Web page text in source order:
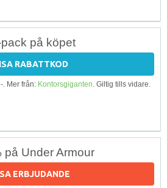
på köpet
RABATTKOD
. Mer från: Kontorsgiganten. Giltig tills vidare.
på Under Armour
ERBJUDANDE